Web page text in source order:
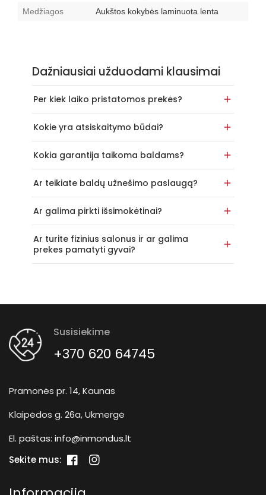
Medžiagos
Aukštos kokybės laminuota lenta
Dažniausiai užduodami klausimai
Per kiek laiko pristatomos prekės?
Kokie yra atsiskaitymo būdai?
Kokia garantija taikoma baldams?
Ar teikiate baldų užnešimo paslaugą?
Ar galima pirkti išsimokėtinai?
Ar turite fizinius salonus ir ar galima
prekes pamatyti gyvai?
Susisiekime
+370 620 64745
Pramonės pr. 14, Kaunas
Klaipėdos g. 26a, Ukmergė
El. paštas: info@inmondus.lt
Sekite mus:
„Facebook“„Instagram“